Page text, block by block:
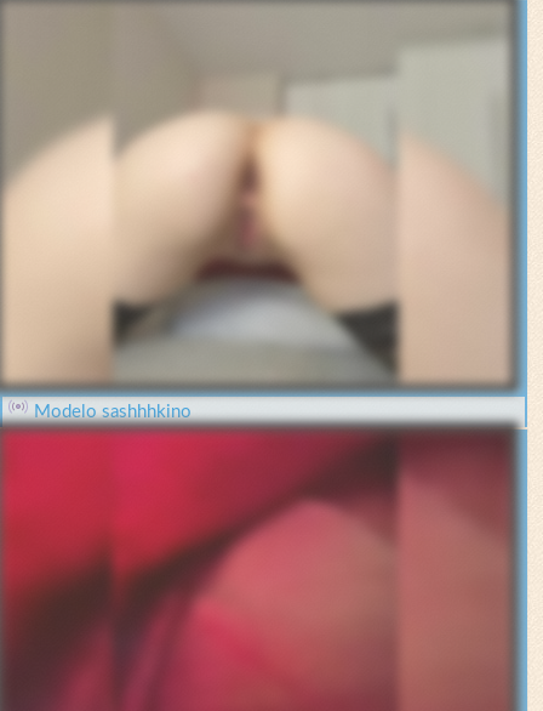
Modelo sashhhkino